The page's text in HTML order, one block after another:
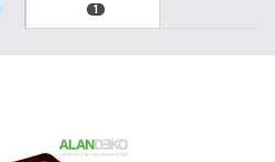
1